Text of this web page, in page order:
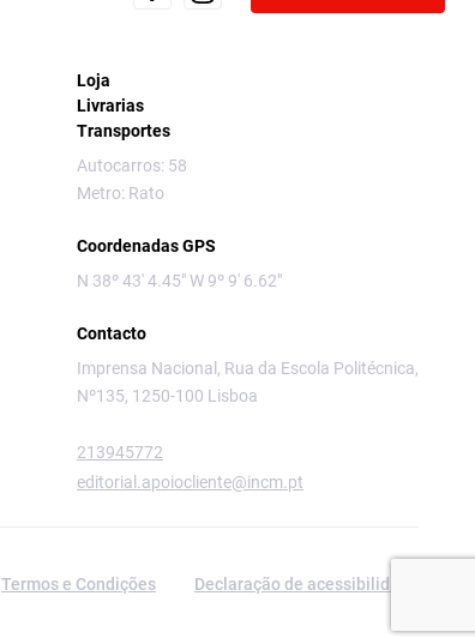
Loja
Livrarias
Transportes
Autocarros: 58
Metro: Rato
Coordenadas GPS
N 38º 43' 4.45" W 9º 9' 6.62"
Contacto
Imprensa Nacional, Rua da Escola Politécnica,
Nº135, 1250-100 Lisboa
213945772
editorial.apoiocliente@incm.pt
Termos e Condições Declaração de acessibilidade